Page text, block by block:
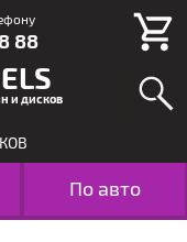
и дисков
По авто
88